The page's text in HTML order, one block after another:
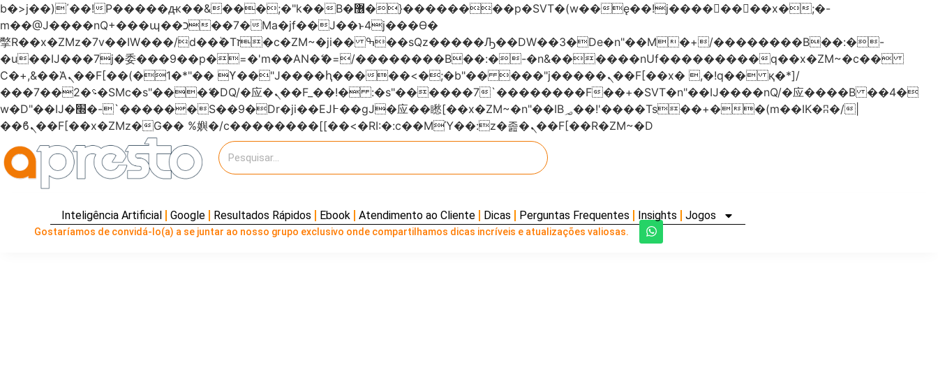
b�>j��)΄��!P�����ԫ��&���;�"k��B�޶�}��������p�SVT�(w��ę��!j��������x�;�-
m��@J����nQ+���պ��כ��7�Ma�jf��J��ͱ4j���Ѳ�
撆R��x�ZMz�7v��IW���/d��ٞ�Тז�c�ZM~�ji�� ߒ��sQz�����Ԡ��DW��3�De�n"��M�+/��������B��:�-
�u��IJ���7j�委���9��p�=�'m��AN�ޭ�=/��������B��:�-�n&������nUf���������q��x�ZM~�c��
Ϲ�+,&��Ὰܢ��F[��(�1�*"�� ϒ��"J����ԧ�����<�;�b"�� ���"j�����ܢ��F[��x� ,�!q�� қ�*]/
���؝�2��7�SMc�s"���ޭ�DQ/�应�ܢ��F_��!� :�s"������7`��������F��+�SVT�n"��IJ����nQ/�应����B ��4�
w�D"��IJ�׭�-`������S��9�Dr�ji��EJ߅��gJ�应��矁[��x�ZM~�n"��IB؃��!'����Тѕ��+��(m��IK�ʭ�/|
��ϐܢ��F[��x�ZMz�G�� %嬩�/c��������[[��<�RI:�:c��MΎ��:z�졾�ܢ��F[��R�ZM~�D
Inteligência Artificial Google Resultados Rápidos Ebook Atendimento ao Cliente Dicas Perguntas Frequentes Insights Jogos
Gostaríamos de convidá-lo(a) a se juntar ao nosso grupo exclusivo onde compartilhamos dicas incríveis e atualizações valiosas.